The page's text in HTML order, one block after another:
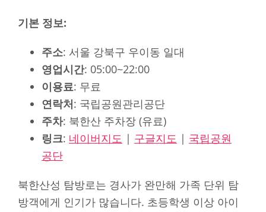
기본 정보:
주소: 서울 강북구 우이동 일대
영업시간: 05:00~22:00
이용료: 무료
연락처: 국립공원관리공단
주차: 북한산 주차장 (유료)
링크: 네이버지도 | 구글지도 | 국립공원
공단
북한산성 탐방로는 경사가 완만해 가족 단위 탐
방객에게 인기가 많습니다. 초등학생 이상 아이